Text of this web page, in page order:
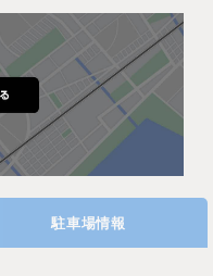
駐車場情報